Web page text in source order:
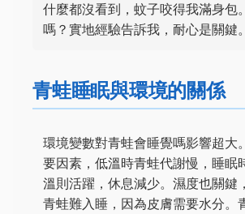
什麼都沒看到，蚊子咬得我滿身包
嗎？實地經驗告訴我，耐心是關鍵。
青蛙睡眠與環境的關係
環境變數對青蛙會睡覺嗎影響超大
要因素，低溫時青蛙代謝慢，睡眠
溫則活躍，休息減少。濕度也關鍵
青蛙難入睡，因為皮膚需要水分。